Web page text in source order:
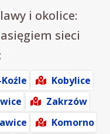
i okolice:
sieci
Kobylice
Zakrzów
Komorno